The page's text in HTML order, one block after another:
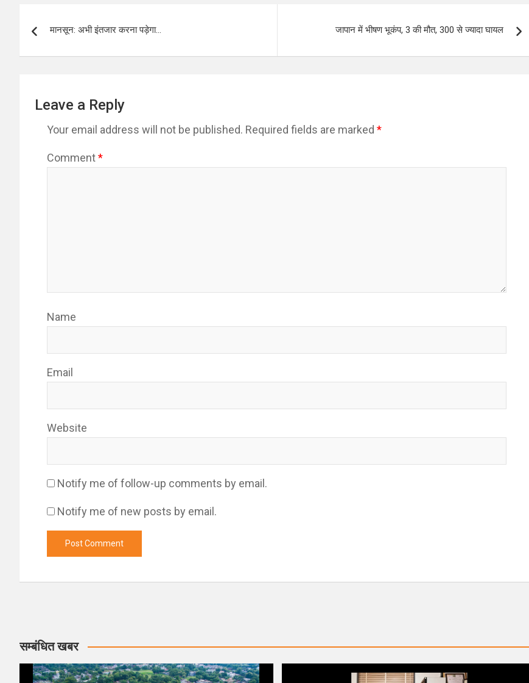
navigation
मानसून: अभी इंतजार करना पड़ेगा… जापान में भीषण भूकंप, 3 की मौत, 300 से ज्यादा घायल
Leave a Reply
Your email address will not be published. Required fields are marked *
Comment*
Name
Email
Website
Notify me of follow-up comments by email.
Notify me of new posts by email.
सम्बंधित खबर